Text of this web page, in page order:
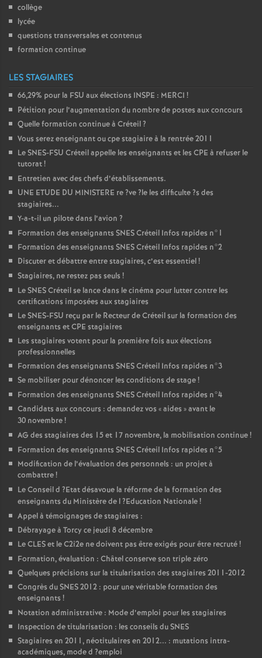
s
T
o
u
r
s
collège
lycée
questions transversales et contenus
formation continue
LES STAGIAIRES
66,29% pour la FSU aux élections INSPE : MERCI !
Pétition pour l’augmentation du nombre de postes aux concours
Quelle formation continue à Créteil?
Vous serez enseignant ou cpe stagiaire à la rentrée 2011
LeSNES-FSU Créteil appelle les enseignants et les CPE à refuser le
tutorat!
Entretien avec des chefs d’établissements.
UNE ETUDE DU MINISTERE re?ve?le les difficulte?s des
stagiaires...
Y-a-t-il un pilote dans l’avion ?
Formation des enseignants SNESCréteil Infos rapides n°1
Formation des enseignants SNESCréteil Infos rapides n°2
Discuter et débattre entre stagiaires, c’est essentiel!
Stagiaires, ne restez pas seuls !
LeSNESCréteil se lance dans le cinéma pour lutter contre les
certifications imposées aux stagiaires
LeSNES-FSU reçu par le Recteur de Créteil sur la formation des
enseignants etCPE stagiaires
Les stagiaires votent pour la première fois aux élections
professionnelles
Formation des enseignants SNESCréteil Infos rapides n°3
Se mobiliser pour dénoncer les conditions de stage!
Formation des enseignants SNESCréteil Infos rapides n°4
Candidats aux concours : demandez vos «aides » avant le
30 novembre!
AG des stagiaires des 15 et 17 novembre, la mobilisation continue!
Formation des enseignants SNESCréteil Infos rapides n°5
Modification de l’évaluation des personnels : un projet à
combattre!
Le Conseil d ?Etat désavoue la réforme de la formation des
enseignants du Ministère de l?Education Nationale!
Appel à témoignages de stagiaires :
Débrayage à Torcy ce jeudi 8 décembre
LeCLESet le C2i2e ne doivent pas être exigés pour être recruté!
Formation, évaluation : Châtel conserve son triple zéro
Quelques précisions sur la titularisation des stagiaires 2011-2012
Congrès duSNES2012 : pour une véritable formation des
enseignants !
Notation administrative : Mode d’emploi pour les stagiaires
Inspection de titularisation : les conseils duSNES
Stagiaires en 2011, néotitulaires en 2012... : mutations intra-
académiques, mode d ?emploi